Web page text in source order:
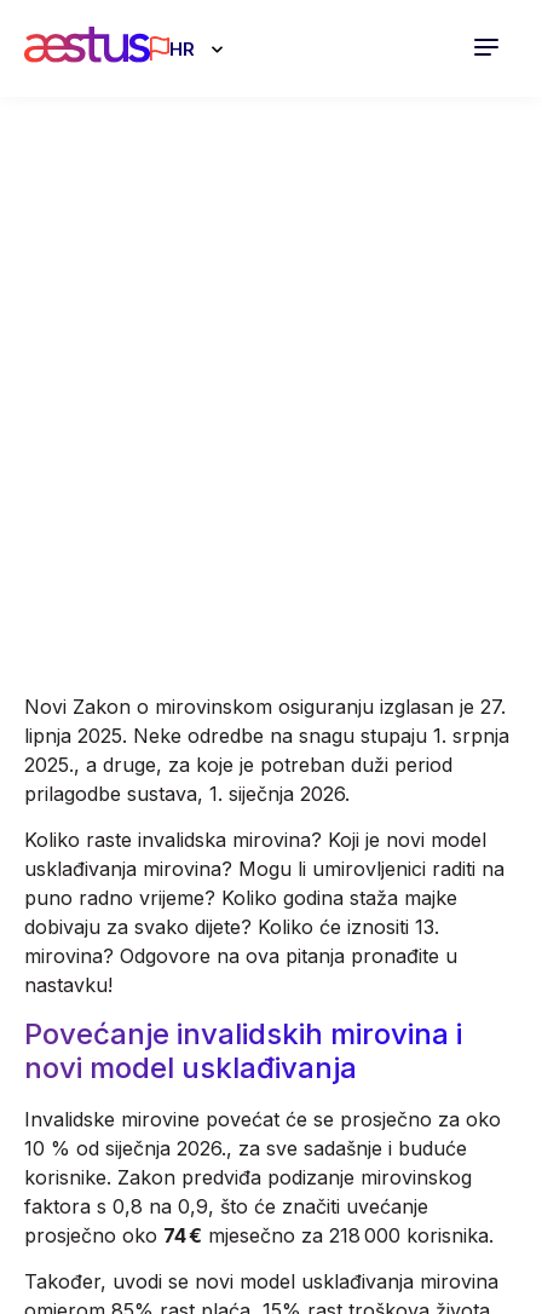
HR
Novi Zakon o mirovinskom osiguranju izglasan je 27.
lipnja 2025. Neke odredbe na snagu stupaju 1. srpnja
2025., a druge, za koje je potreban duži period
prilagodbe sustava, 1. siječnja 2026.
Koliko raste invalidska mirovina? Koji je novi model
usklađivanja mirovina? Mogu li umirovljenici raditi na
puno radno vrijeme? Koliko godina staža majke
dobivaju za svako dijete? Koliko će iznositi 13.
mirovina? Odgovore na ova pitanja pronađite u
nastavku!
Povećanje invalidskih mirovina i
novi model usklađivanja
Invalidske mirovine povećat će se prosječno za oko
10 % od siječnja 2026., za sve sadašnje i buduće
korisnike. Zakon predviđa podizanje mirovinskog
faktora s 0,8 na 0,9, što će značiti uvećanje
prosječno oko 74 € mjesečno za 218 000 korisnika.
Također, uvodi se novi model usklađivanja mirovina